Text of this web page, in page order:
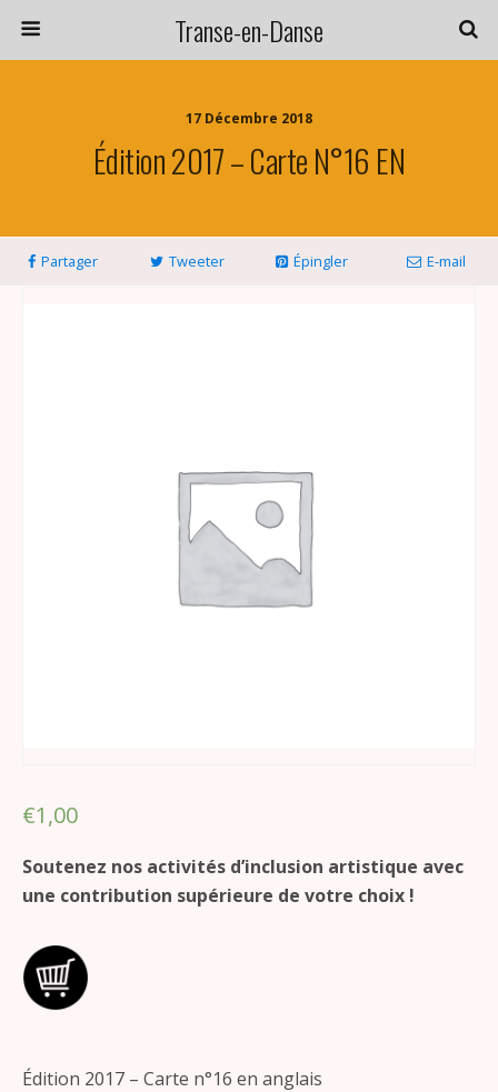
Transe-en-Danse
17 Décembre 2018
Édition 2017 – Carte N°16 EN
Partager Tweeter Épingler E-mail
€1,00
Soutenez nos activités d’inclusion artistique avec
une contribution supérieure de votre choix !
Édition 2017 – Carte n°16 en anglais